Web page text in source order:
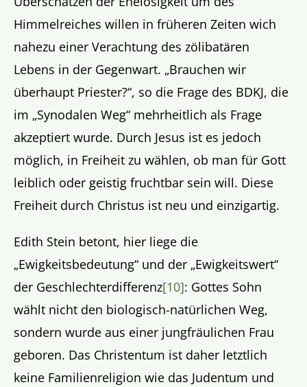
Himmelreiches willen in früheren Zeiten wich
nahezu einer Verachtung des zölibatären
Lebens in der Gegenwart. „Brauchen wir
überhaupt Priester?“, so die Frage des BDKJ, die
im „Synodalen Weg“ mehrheitlich als Frage
akzeptiert wurde. Durch Jesus ist es jedoch
möglich, in Freiheit zu wählen, ob man für Gott
leiblich oder geistig fruchtbar sein will. Diese
Freiheit durch Christus ist neu und einzigartig.
Edith Stein betont, hier liege die
„Ewigkeitsbedeutung“ und der „Ewigkeitswert“
der Geschlechterdifferenz[10]: Gottes Sohn
wählt nicht den biologisch-natürlichen Weg,
sondern wurde aus einer jungfräulichen Frau
geboren. Das Christentum ist daher letztlich
keine Familienreligion wie das Judentum und